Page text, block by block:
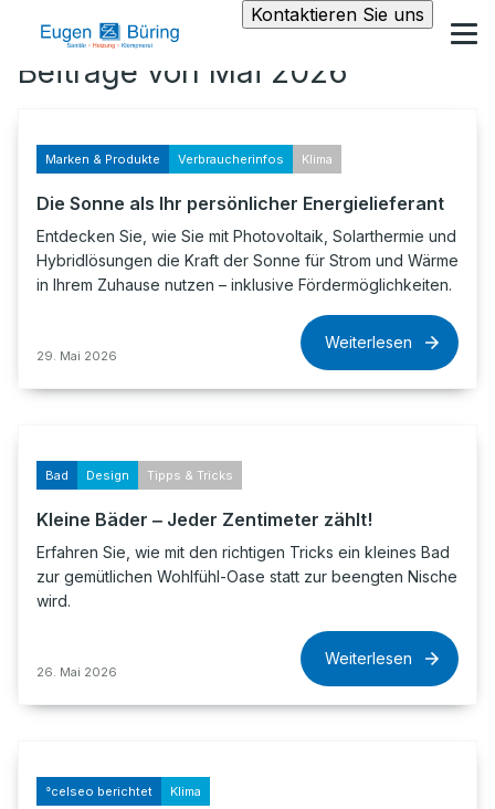
Kontaktieren Sie uns
Beiträge von Mai 2026
Marken & Produkte Verbraucherinfos Klima
Die Sonne als Ihr persönlicher Energielieferant
Entdecken Sie, wie Sie mit Photovoltaik, Solarthermie und
Hybridlösungen die Kraft der Sonne für Strom und Wärme
in Ihrem Zuhause nutzen – inklusive Fördermöglichkeiten.
29. Mai 2026
Weiterlesen
Bad Design Tipps & Tricks
Kleine Bäder ‒ Jeder Zentimeter zählt!
Erfahren Sie, wie mit den richtigen Tricks ein kleines Bad
zur gemütlichen Wohlfühl-Oase statt zur beengten Nische
wird.
26. Mai 2026
Weiterlesen
°celseo berichtet Klima